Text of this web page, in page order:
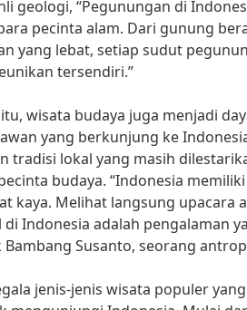
geologi, “Pegunungan di
pecinta alam. Dari gunung
yang lebat, setiap sudut
tersendiri.”
wisata budaya juga menjadi
yang berkunjung ke
tradisi lokal yang masih
budaya. “Indonesia
kaya. Melihat langsung upacara
Indonesia adalah pengalaman
Bambang Susanto, seorang
jenis-jenis wisata populer